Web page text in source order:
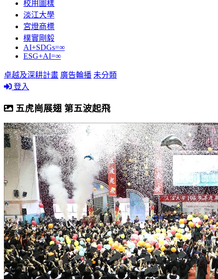
校用圖樣
淡江大學
宮燈商標
樸實剛毅
AI+SDGs=∞
ESG+AI=∞
卓越及深耕計畫 廣告輪播 未分類
登入
五虎崗展翅 第五波起飛